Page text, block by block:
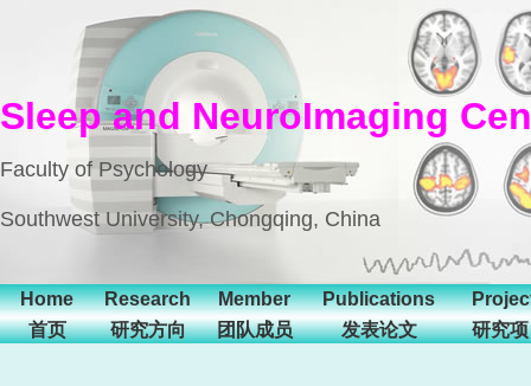
Sleep and NeuroImaging
Faculty of Psychology
Southwest University, Chongqing, China
Home
首页
Research
研究方向
Member
团队成员
Publications
发表论文
研究